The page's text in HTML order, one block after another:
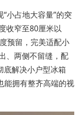
小占地大容量”的突
收窄至80厘米以
预留，完美适配小
、两侧不留缝，配
底解决小户型冰箱
能拥有整齐高端的视